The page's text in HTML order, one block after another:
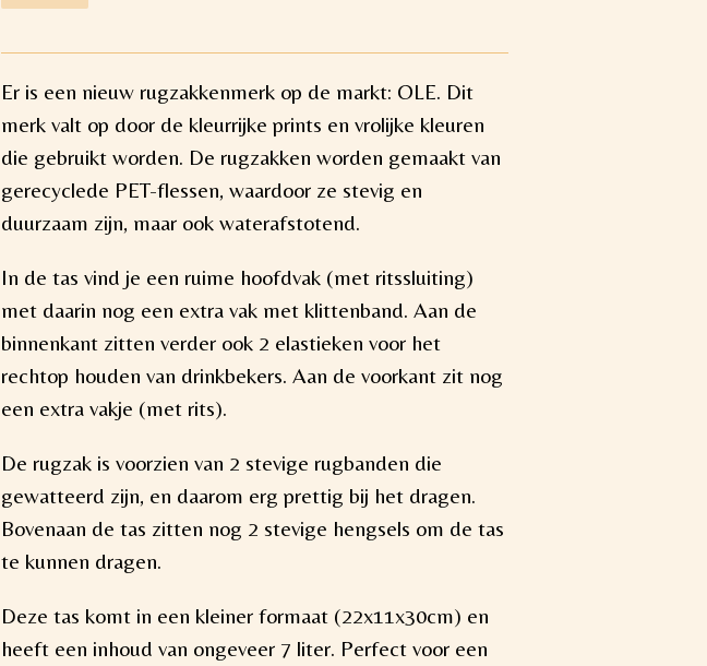
Er is een nieuw rugzakkenmerk op de markt: OLE. Dit
merk valt op door de kleurrijke prints en vrolijke kleuren
die gebruikt worden. De rugzakken worden gemaakt van
gerecyclede PET-flessen, waardoor ze stevig en
duurzaam zijn, maar ook waterafstotend.
In de tas vind je een ruime hoofdvak (met ritssluiting)
met daarin nog een extra vak met klittenband. Aan de
binnenkant zitten verder ook 2 elastieken voor het
rechtop houden van drinkbekers. Aan de voorkant zit nog
een extra vakje (met rits).
De rugzak is voorzien van 2 stevige rugbanden die
gewatteerd zijn, en daarom erg prettig bij het dragen.
Bovenaan de tas zitten nog 2 stevige hengsels om de tas
te kunnen dragen.
Deze tas komt in een kleiner formaat (22x11x30cm) en
heeft een inhoud van ongeveer 7 liter. Perfect voor een